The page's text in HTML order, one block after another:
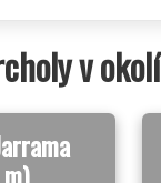
v okolí